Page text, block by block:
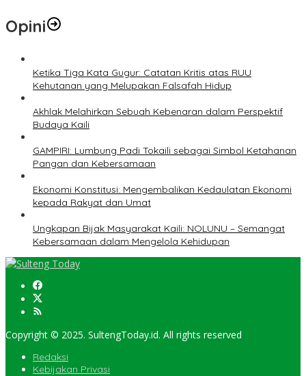
Opini
Ketika Tiga Kata Gugur: Catatan Kritis atas RUU
Kehutanan yang Melupakan Falsafah Hidup
Akhlak Melahirkan Sebuah Kebenaran dalam Perspektif
Budaya Kaili
GAMPIRI: Lumbung Padi Tokaili sebagai Simbol Ketahanan
Pangan dan Kebersamaan
Ekonomi Konstitusi: Mengembalikan Kedaulatan Ekonomi
kepada Rakyat dan Umat
Ungkapan Bijak Masyarakat Kaili: NOLUNU – Semangat
Kebersamaan dalam Mengelola Kehidupan
Copyright © 2025. SultengToday.id. All rights reserved
Redaksi
Kebijakan Privasi